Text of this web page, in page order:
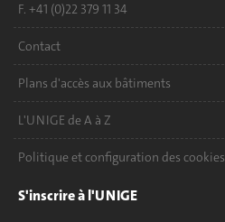
F. +41 (0)22 379 11 34
Contact
Plans d'accès aux bâtiments
L'UNIGE de A à Z
Politique et configuration des cookies
S'inscrire à l'UNIGE